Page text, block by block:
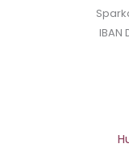
IBAN